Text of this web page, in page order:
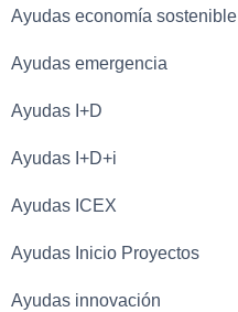
Ayudas economía sostenible
Ayudas emergencia
Ayudas I+D
Ayudas I+D+i
Ayudas ICEX
Ayudas Inicio Proyectos
Ayudas innovación